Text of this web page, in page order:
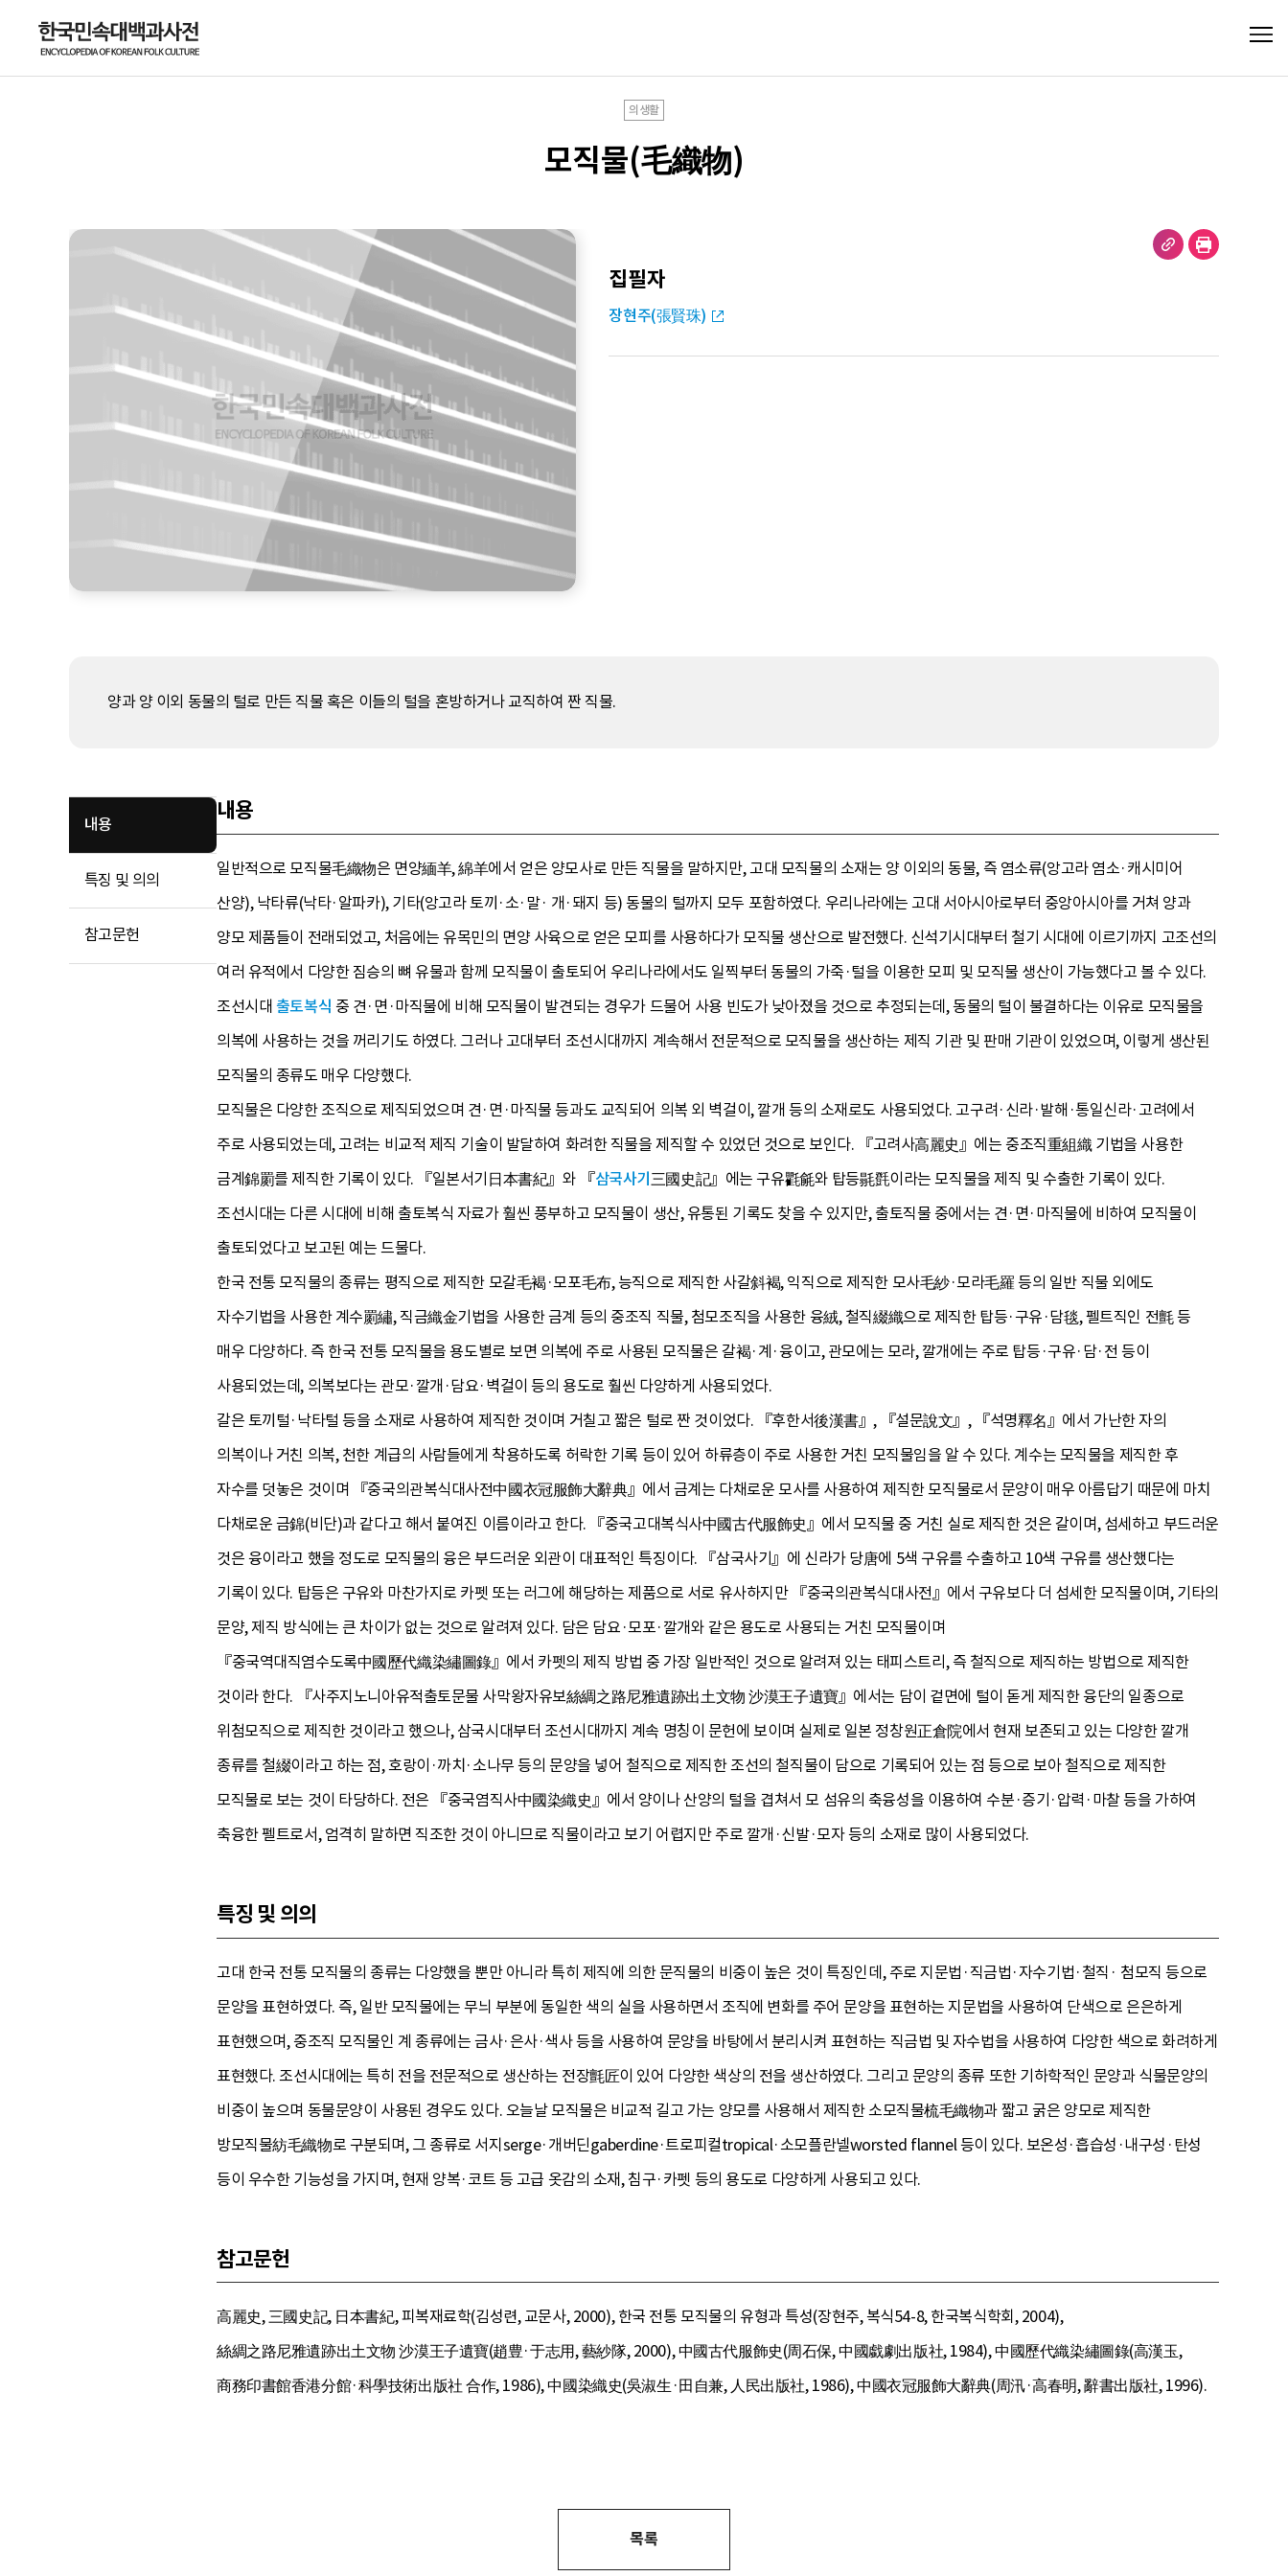
의생활
모직물(毛織物)
집필자
장현주(張賢珠)
양과 양 이외 동물의 털로 만든 직물 혹은 이들의 털을 혼방하거나 교직하여 짠 직물.
내용
특징 및 의의
참고문헌
내용
일반적으로 모직물毛織物은 면양緬羊, 綿羊에서 얻은 양모사로 만든 직물을 말하지만, 고대 모직물의 소재는 양 이외의 동물, 즉 염소류(앙고라 염소·캐시미어
산양), 낙타류(낙타·알파카), 기타(앙고라 토끼·소·말· 개·돼지 등) 동물의 털까지 모두 포함하였다. 우리나라에는 고대 서아시아로부터 중앙아시아를 거쳐 양과
양모 제품들이 전래되었고, 처음에는 유목민의 면양 사육으로 얻은 모피를 사용하다가 모직물 생산으로 발전했다. 신석기시대부터 철기 시대에 이르기까지 고조선의
여러 유적에서 다양한 짐승의 뼈 유물과 함께 모직물이 출토되어 우리나라에서도 일찍부터 동물의 가죽·털을 이용한 모피 및 모직물 생산이 가능했다고 볼 수 있다.
조선시대 출토복식 중 견·면·마직물에 비해 모직물이 발견되는 경우가 드물어 사용 빈도가 낮아졌을 것으로 추정되는데, 동물의 털이 불결하다는 이유로 모직물을
의복에 사용하는 것을 꺼리기도 하였다. 그러나 고대부터 조선시대까지 계속해서 전문적으로 모직물을 생산하는 제직 기관 및 판매 기관이 있었으며, 이렇게 생산된
모직물의 종류도 매우 다양했다.
모직물은 다양한 조직으로 제직되었으며 견·면·마직물 등과도 교직되어 의복 외 벽걸이, 깔개 등의 소재로도 사용되었다. 고구려·신라·발해·통일신라·고려에서
주로 사용되었는데, 고려는 비교적 제직 기술이 발달하여 화려한 직물을 제직할 수 있었던 것으로 보인다. 『고려사高麗史』에는 중조직重組織 기법을 사용한
금계錦罽를 제직한 기록이 있다. 『일본서기日本書紀』와 『삼국사기三國史記』에는 구유氍毹와 탑등毾㲪이라는 모직물을 제직 및 수출한 기록이 있다.
조선시대는 다른 시대에 비해 출토복식 자료가 훨씬 풍부하고 모직물이 생산, 유통된 기록도 찾을 수 있지만, 출토직물 중에서는 견·면·마직물에 비하여 모직물이
출토되었다고 보고된 예는 드물다.
한국 전통 모직물의 종류는 평직으로 제직한 모갈毛褐·모포毛布, 능직으로 제직한 사갈斜褐, 익직으로 제직한 모사毛紗·모라毛羅 등의 일반 직물 외에도
자수기법을 사용한 계수罽繡, 직금織金기법을 사용한 금계 등의 중조직 직물, 첨모조직을 사용한 융絨, 철직綴織으로 제직한 탑등·구유·담毯, 펠트직인 전氈 등
매우 다양하다. 즉 한국 전통 모직물을 용도별로 보면 의복에 주로 사용된 모직물은 갈褐·계·융이고, 관모에는 모라, 깔개에는 주로 탑등·구유·담·전 등이
사용되었는데, 의복보다는 관모·깔개·담요·벽걸이 등의 용도로 훨씬 다양하게 사용되었다.
갈은 토끼털·낙타털 등을 소재로 사용하여 제직한 것이며 거칠고 짧은 털로 짠 것이었다. 『후한서後漢書』, 『설문說文』, 『석명釋名』에서 가난한 자의
의복이나 거친 의복, 천한 계급의 사람들에게 착용하도록 허락한 기록 등이 있어 하류층이 주로 사용한 거친 모직물임을 알 수 있다. 계수는 모직물을 제직한 후
자수를 덧놓은 것이며 『중국의관복식대사전中國衣冠服飾大辭典』에서 금계는 다채로운 모사를 사용하여 제직한 모직물로서 문양이 매우 아름답기 때문에 마치
다채로운 금錦(비단)과 같다고 해서 붙여진 이름이라고 한다. 『중국고대복식사中國古代服飾史』에서 모직물 중 거친 실로 제직한 것은 갈이며, 섬세하고 부드러운
것은 융이라고 했을 정도로 모직물의 융은 부드러운 외관이 대표적인 특징이다. 『삼국사기』에 신라가 당唐에 5색 구유를 수출하고 10색 구유를 생산했다는
기록이 있다. 탑등은 구유와 마찬가지로 카펫 또는 러그에 해당하는 제품으로 서로 유사하지만 『중국의관복식대사전』에서 구유보다 더 섬세한 모직물이며, 기타의
문양, 제직 방식에는 큰 차이가 없는 것으로 알려져 있다. 담은 담요·모포·깔개와 같은 용도로 사용되는 거친 모직물이며
『중국역대직염수도록中國歷代織染繡圖錄』에서 카펫의 제직 방법 중 가장 일반적인 것으로 알려져 있는 태피스트리, 즉 철직으로 제직하는 방법으로 제직한
것이라 한다. 『사주지노니아유적출토문물 사막왕자유보絲綢之路尼雅遺跡出土文物 沙漠王子遺寶』에서는 담이 겉면에 털이 돋게 제직한 융단의 일종으로
위첨모직으로 제직한 것이라고 했으나, 삼국시대부터 조선시대까지 계속 명칭이 문헌에 보이며 실제로 일본 정창원正倉院에서 현재 보존되고 있는 다양한 깔개
종류를 철綴이라고 하는 점, 호랑이·까치·소나무 등의 문양을 넣어 철직으로 제직한 조선의 철직물이 담으로 기록되어 있는 점 등으로 보아 철직으로 제직한
모직물로 보는 것이 타당하다. 전은 『중국염직사中國染織史』에서 양이나 산양의 털을 겹쳐서 모 섬유의 축융성을 이용하여 수분·증기·압력·마찰 등을 가하여
축융한 펠트로서, 엄격히 말하면 직조한 것이 아니므로 직물이라고 보기 어렵지만 주로 깔개·신발·모자 등의 소재로 많이 사용되었다.
특징 및 의의
고대 한국 전통 모직물의 종류는 다양했을 뿐만 아니라 특히 제직에 의한 문직물의 비중이 높은 것이 특징인데, 주로 지문법·직금법·자수기법·철직· 첨모직 등으로
문양을 표현하였다. 즉, 일반 모직물에는 무늬 부분에 동일한 색의 실을 사용하면서 조직에 변화를 주어 문양을 표현하는 지문법을 사용하여 단색으로 은은하게
표현했으며, 중조직 모직물인 계 종류에는 금사·은사·색사 등을 사용하여 문양을 바탕에서 분리시켜 표현하는 직금법 및 자수법을 사용하여 다양한 색으로 화려하게
표현했다. 조선시대에는 특히 전을 전문적으로 생산하는 전장氈匠이 있어 다양한 색상의 전을 생산하였다. 그리고 문양의 종류 또한 기하학적인 문양과 식물문양의
비중이 높으며 동물문양이 사용된 경우도 있다. 오늘날 모직물은 비교적 길고 가는 양모를 사용해서 제직한 소모직물梳毛織物과 짧고 굵은 양모로 제직한
방모직물紡毛織物로 구분되며, 그 종류로 서지serge·개버딘gaberdine·트로피컬tropical·소모플란넬worsted flannel 등이 있다. 보온성·흡습성·내구성·탄성
등이 우수한 기능성을 가지며, 현재 양복·코트 등 고급 옷감의 소재, 침구·카펫 등의 용도로 다양하게 사용되고 있다.
참고문헌
高麗史, 三國史記, 日本書紀, 피복재료학(김성련, 교문사, 2000), 한국 전통 모직물의 유형과 특성(장현주, 복식54-8, 한국복식학회, 2004),
絲綢之路尼雅遺跡出土文物 沙漠王子遺寶(趙豊·于志用, 藝紗隊, 2000), 中國古代服飾史(周石保, 中國戱劇出版社, 1984), 中國歷代織染繡圖錄(高漢玉,
商務印書館香港分館·科學技術出版社 合作, 1986), 中國染織史(吳淑生·田自兼, 人民出版社, 1986), 中國衣冠服飾大辭典(周汛·高春明, 辭書出版社, 1996).
목록